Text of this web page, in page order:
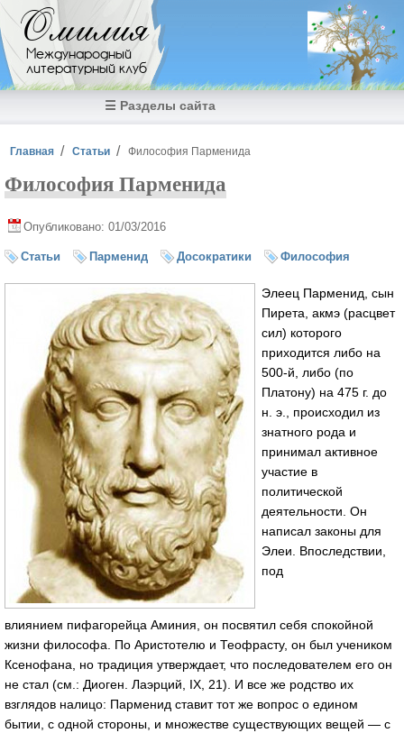
Перейти к основному содержанию
Омилия
Международный
литературный клуб
☰ Разделы сайта
Вы здесь
Главная Статьи Философия Парменида
Философия Парменида
Опубликовано: 01/03/2016
Статьи Парменид Досократики Философия
Элеец Парменид, сын
Пирета, акмэ (расцвет
сил) которого
приходится либо на
500-й, либо (по
Платону) на 475 г. до
н. э., происходил из
знатного рода и
принимал активное
участие в
политической
деятельности. Он
написал законы для
Элеи. Впоследствии,
под
влиянием пифагорейца Аминия, он посвятил себя спокойной
жизни философа. По Аристотелю и Теофрасту, он был учеником
Ксенофана, но традиция утверждает, что последователем его он
не стал (см.: Диоген. Лаэрций, IX, 21). И все же родство их
взглядов налицо: Парменид ставит тот же вопрос о едином
бытии, с одной стороны, и множестве существующих вещей — с